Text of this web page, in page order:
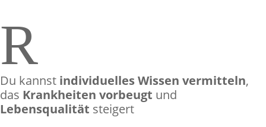
R
Du kannst individuelles Wissen vermitteln,
das Krankheiten vorbeugt und
Lebensqualität steigert